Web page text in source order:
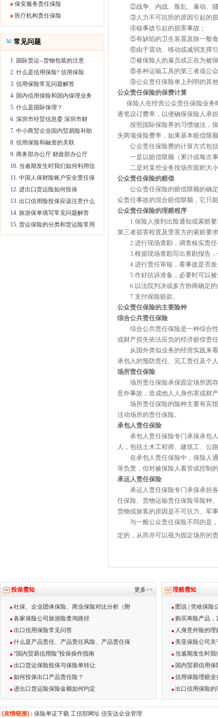
保安服务责任保险
医疗机构责任保险
常见问题
1. 国际货运--货物包装的注意
2. 什么是信用保险? 信用保险
3. 信用保险常见问题解答
4. 国内信用保险和国内保理业务
5. 什么是国际保理？
6. 深圳市经贸信息委 深圳市财
7. 中小商贸企业国内贸易险补助
8. 信用保险和融资的关联
9. 商务部办公厅 财政部办公厅
10. 当逾期发生时我们如何利用信
11. 中国人保财险账户安全责任保
12. 进出口货运险如何投保
13. 出口信用险投保应该注意什么
14. 旅游保单填写常见问题解答
15. 货运保险的分类和货运险常用
②战争、内战、叛乱、暴动、骚
③人力不可抗拒的原因引起的损
④核事故引起的损害事故；
⑤有缺陷的卫生装置及除一般食
⑥由于震动、移动或减弱支撑引
⑦被保险人的雇员或正在为被保
⑧各种运输工具的第三者或公众
⑨公众责任保险单上列明的其他
公众责任保险的保费计算
保险人在经营公众责任保险业务
逐笔议订费率，以便确保保险人承
按照国际保险界的习惯做法，保
失两项保险费率，如果基本赔偿限
公众责任保险费的计算方式包括
一是以赔偿限额（累计或每次事
二是对某些业务按场所面积大小
公众责任保险的赔偿
公众责任保险的赔偿限额的确定
众责任事故的混合赔偿限额，它只
公众责任保险的理赔程序
1.保险人接到出险通知或索赔要
第三者损害程度及受害方的索赔要
2.进行现场查勘，调查核实责任
3.根据现场查勘写出查勘报告，
4.进行责任审核，看事故是否发
5.作好抗诉准备，必要时可以被
6.以法院判决或多方协商确定的
7.支付保险赔款。
公众责任保险的主要险种
综合公共责任保险
综合公共责任保险是一种综合性
或财产损失依法应负的经济赔偿责
从国外类似业务的经营实践来看
承包人的预防责任、完工责任及个
场所责任保险
场所责任保险承保固定场所因存
意外事故，造成他人人身伤害或财
场所责任保险的险种主要有宾馆
活动场所的责任保险。
承包人责任保险
承包人责任保险专门承保承包人
人，包括土木工程师、建筑工、公
在承包人责任保险中，保险人通
等负责，但对被保险人看管或控制
承运人责任保险
承运人责任保险专门承保承担各
任保险、货物运输责任保险等险种
货物或旅客的原因是不可抗力、军
与一般公众责任保险不同的是，
定的，从而亦可以视为固定场所的
投保需知 更多>>
社保、企业团体保险、商业保险对比分析（附
各家保险公司旅游险查询路径
出口信用保险常见问答
什么是产品责任、产品责任风险、产品责任保
“国内贸易信用险”投保操作指南
出口货运保险投保与保险单转让
如何投保出口产品责任险？
进出口货运险保险金额如何约定
理赔需知
图说 | 凭啥保险
购买寿险产品，
人身意外险的理
美亚保险公司关
当逾期发生时我
国内贸易信用保
信用保险理赔业
出口信用保险的
[友情链接] : 保险单证下载 工信部网址 信安达企业管理